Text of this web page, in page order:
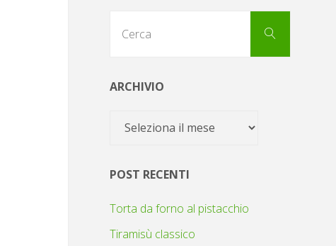
Cerca
ARCHIVIO
Archivio
POST RECENTI
Torta da forno al pistacchio
Tiramisù classico